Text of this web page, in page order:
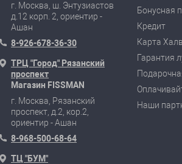
г. Москва, ш. Энтузиастов
д.12 корп. 2, ориентир -
Ашан
8-926-678-36-30
ТРЦ "Город" Рязанский
проспект
Магазин FISSMAN
г. Москва, Рязанский
проспект, д.2, кор.2,
ориентир - Ашан
8-968-500-68-64
ТЦ "БУМ"
Бонусная
Кредит
Карта
Гарантия
Наши